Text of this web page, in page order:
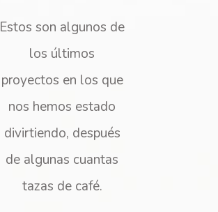
Estos son algunos de
los últimos
proyectos en los que
nos hemos estado
divirtiendo, después
de algunas cuantas
tazas de café.